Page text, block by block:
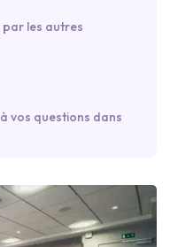
par les autres
vos questions dans